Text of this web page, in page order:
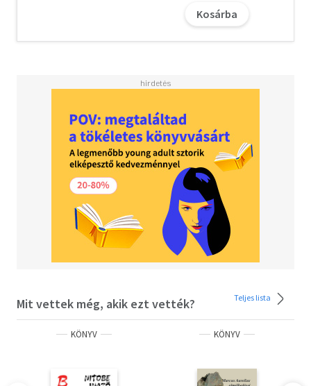
Kosárba
Mit vettek még, akik ezt vették? Teljes lista
KÖNYV KÖNYV